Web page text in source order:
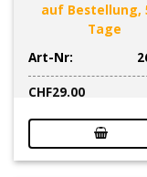
auf Bestellung,
Tage
Art-Nr:
CHF29.00